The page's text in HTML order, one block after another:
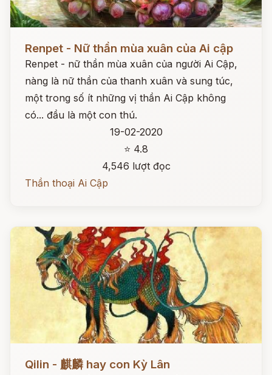
Renpet - Nữ thần mùa xuân của Ai cập
Renpet - nữ thần mùa xuân của người Ai Cập,
nàng là nữ thần của thanh xuân và sung túc,
một trong số ít những vị thần Ai Cập không
có... đầu là một con thú.
19-02-2020
⭐ 4.8
4,546 lượt đọc
Thần thoại Ai Cập
Qilin - 麒麟 hay con Kỳ Lân